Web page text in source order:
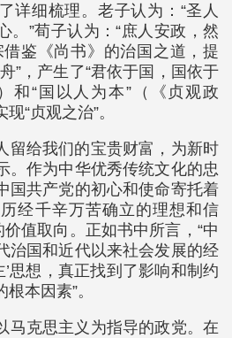
详细梳理。老子认为：“圣人
。”荀子认为：“庶人安政，然
借鉴《尚书》的治国之道，提
”，产生了“君依于国，国依于
和“国以人为本”（《贞观政
“贞观之治”。
留给我们的宝贵财富，为新时
。作为中华优秀传统文化的忠
国共产党的初心和使命寄托着
经千辛万苦确立的理想和信
价值取向。正如书中所言，“中
治国和近代以来社会发展的经
’思想，真正找到了影响和制约
本因素”。
马克思主义为指导的政党。在